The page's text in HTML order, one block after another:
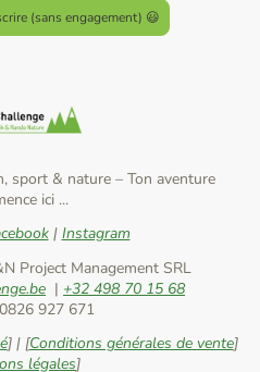
(sans engagement) 😃
sport & nature –Ton aventure
ici ...
| Instagram
Project Management SRL
| +32 498 70 15 68
927 671
] | [Conditions générales de vente]
légales]